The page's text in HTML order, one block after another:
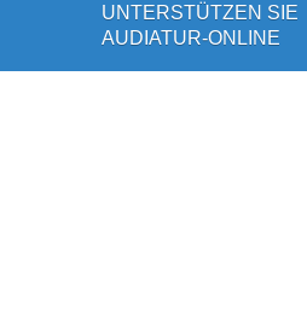
UNTERSTÜTZEN SIE
AUDIATUR-ONLINE